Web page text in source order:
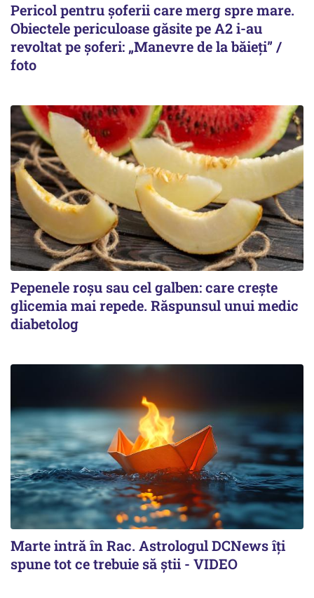
Pericol pentru șoferii care merg spre mare.
Obiectele periculoase găsite pe A2 i-au
revoltat pe șoferi: „Manevre de la băieți” /
foto
Pepenele roșu sau cel galben: care crește
glicemia mai repede. Răspunsul unui medic
diabetolog
Marte intră în Rac. Astrologul DCNews îți
spune tot ce trebuie să știi - VIDEO